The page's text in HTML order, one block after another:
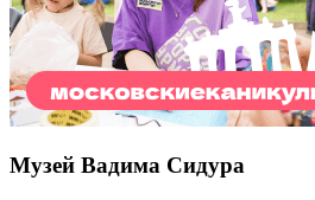
Музей Вадима Сидура